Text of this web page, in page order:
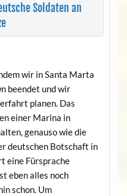
Soldaten an
wir in Santa Marta
beendet und wir
planen. Das
einer Marina in
genauso wie die
deutschen Botschaft in
eine Fürsprache
eben alles noch
schon. Um